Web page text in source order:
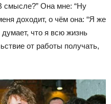
смысле?” Она мне: “Ну
доходит, о чём она: “Я же
что я всю жизнь
от работы получать,